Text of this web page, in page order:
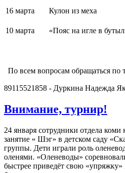
16 марта
Кулон из меха
10 марта
«Пояс на игле в
По всем вопросам обращаться по
89115521858 - Дуркина Надежда
Внимание, турнир!
24 января сотрудники отдела
занятие « Шэг» в детском саду
группы. Дети играли роль
оленями. «Оленеводы»
быстрее приведёт свою